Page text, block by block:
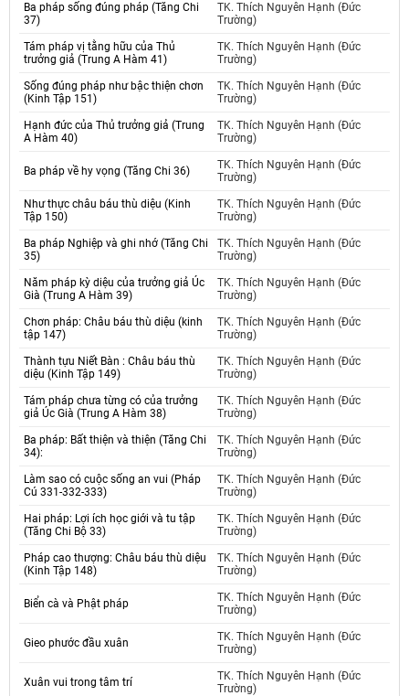
Ba pháp sống đúng pháp (Tăng Chi
37)
TK. Thích Nguyên Hạnh (Đức
Trường)
Tám pháp vị tằng hữu của Thủ
trưởng giả (Trung A Hàm 41)
TK. Thích Nguyên Hạnh (Đức
Trường)
Sống đúng pháp như bậc thiện chơn
(Kinh Tập 151)
TK. Thích Nguyên Hạnh (Đức
Trường)
Hạnh đức của Thủ trưởng giả (Trung
A Hàm 40)
TK. Thích Nguyên Hạnh (Đức
Trường)
Ba pháp về hy vọng (Tăng Chi 36)
TK. Thích Nguyên Hạnh (Đức
Trường)
Như thực châu báu thù diệu (Kinh
Tập 150)
TK. Thích Nguyên Hạnh (Đức
Trường)
Ba pháp Nghiệp và ghi nhớ (Tăng Chi
35)
TK. Thích Nguyên Hạnh (Đức
Trường)
Năm pháp kỳ diệu của trưởng giả Úc
Già (Trung A Hàm 39)
TK. Thích Nguyên Hạnh (Đức
Trường)
Chơn pháp: Châu báu thù diệu (kinh
tập 147)
TK. Thích Nguyên Hạnh (Đức
Trường)
Thành tựu Niết Bàn : Châu báu thù
diệu (Kinh Tập 149)
TK. Thích Nguyên Hạnh (Đức
Trường)
Tám pháp chưa từng có của trưởng
giả Úc Già (Trung A Hàm 38)
TK. Thích Nguyên Hạnh (Đức
Trường)
Ba pháp: Bất thiện và thiện (Tăng Chi
34):
TK. Thích Nguyên Hạnh (Đức
Trường)
Làm sao có cuộc sống an vui (Pháp
Cú 331-332-333)
TK. Thích Nguyên Hạnh (Đức
Trường)
Hai pháp: Lợi ích học giới và tu tập
(Tăng Chi Bộ 33)
TK. Thích Nguyên Hạnh (Đức
Trường)
Pháp cao thượng: Châu báu thù diệu
(Kinh Tập 148)
TK. Thích Nguyên Hạnh (Đức
Trường)
Biển cà và Phật pháp
TK. Thích Nguyên Hạnh (Đức
Trường)
Gieo phước đầu xuân
TK. Thích Nguyên Hạnh (Đức
Trường)
Xuân vui trong tâm trí
TK. Thích Nguyên Hạnh (Đức
Trường)